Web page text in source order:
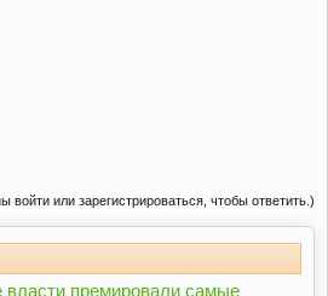
войти или зарегистрироваться, чтобы ответить.)
власти премировали самые